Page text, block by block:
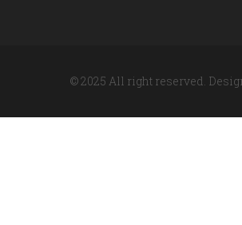
© 2025 All right reserved.